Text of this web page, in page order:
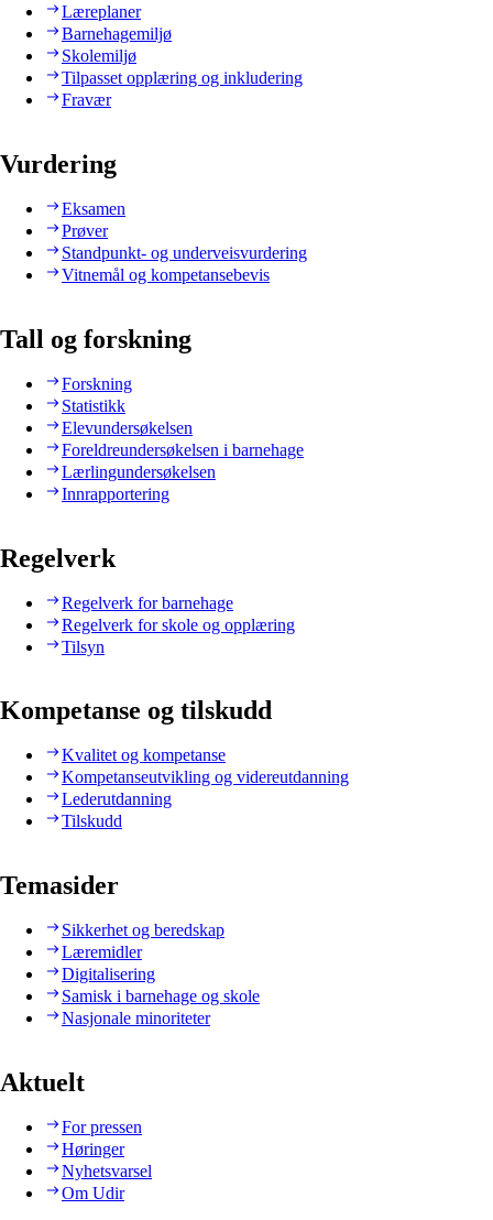
Læreplaner
Barnehagemiljø
Skolemiljø
Tilpasset opplæring og inkludering
Fravær
Vurdering
Eksamen
Prøver
Standpunkt- og underveisvurdering
Vitnemål og kompetansebevis
Tall og forskning
Forskning
Statistikk
Elevundersøkelsen
Foreldreundersøkelsen i barnehage
Lærlingundersøkelsen
Innrapportering
Regelverk
Regelverk for barnehage
Regelverk for skole og opplæring
Tilsyn
Kompetanse og tilskudd
Kvalitet og kompetanse
Kompetanseutvikling og videreutdanning
Lederutdanning
Tilskudd
Temasider
Sikkerhet og beredskap
Læremidler
Digitalisering
Samisk i barnehage og skole
Nasjonale minoriteter
Aktuelt
For pressen
Høringer
Nyhetsvarsel
Om Udir